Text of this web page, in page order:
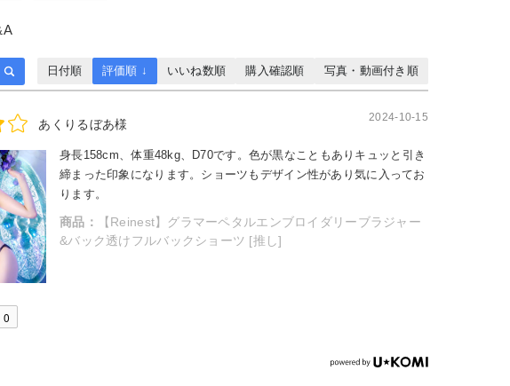
日付順 評価順 ↓ いいね数順 購入確認順 写真・動画付き順
あくりるぼあ様 2024-10-15
身長158cm、体重48kg、D70です。色が黒なこともありキュッと引き
締まった印象になります。ショーツもデザイン性があり気に入ってお
ります。
商品：
【Reinest】グラマーペタルエンブロイダリーブラジャー
&バック透けフルバックショーツ [推し]
0